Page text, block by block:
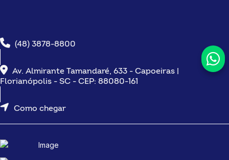
(48) 3878-8800
Av. Almirante Tamandaré, 633 - Capoeiras |
Florianópolis - SC - CEP: 88080-161
Como chegar